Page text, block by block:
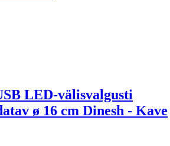
LED-välisvalgusti
ø 16 cm Dinesh - Kave